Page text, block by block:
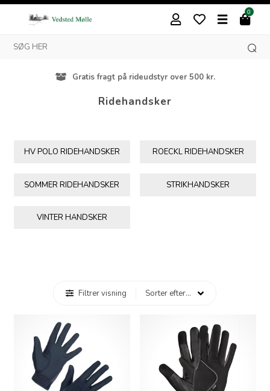
0
Besøg vores butik i
Ridehandsker
HV POLO RIDEHANDSKER ROECKL RIDEHANDSKER
SOMMER RIDEHANDSKER STRIKHANDSKER
VINTER HANDSKER
Filtrer visning